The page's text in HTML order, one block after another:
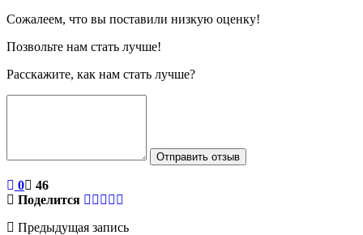
Сожалеем, что вы поставили низкую оценку!
Позвольте нам стать лучше!
Расскажите, как нам стать лучше?
Отправить отзыв
0
46
Поделится
Предыдущая запись